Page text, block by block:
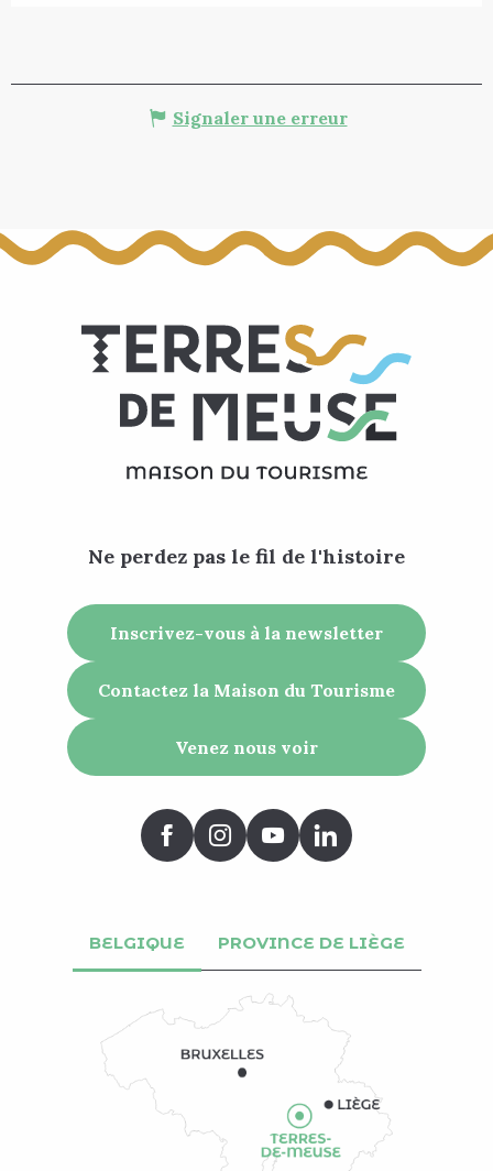
Signaler une erreur
Ne perdez pas le fil de l'histoire
Inscrivez-vous à la newsletter
Contactez la Maison du Tourisme
Venez nous voir
BELGIQUE PROVINCE DE LIÈGE